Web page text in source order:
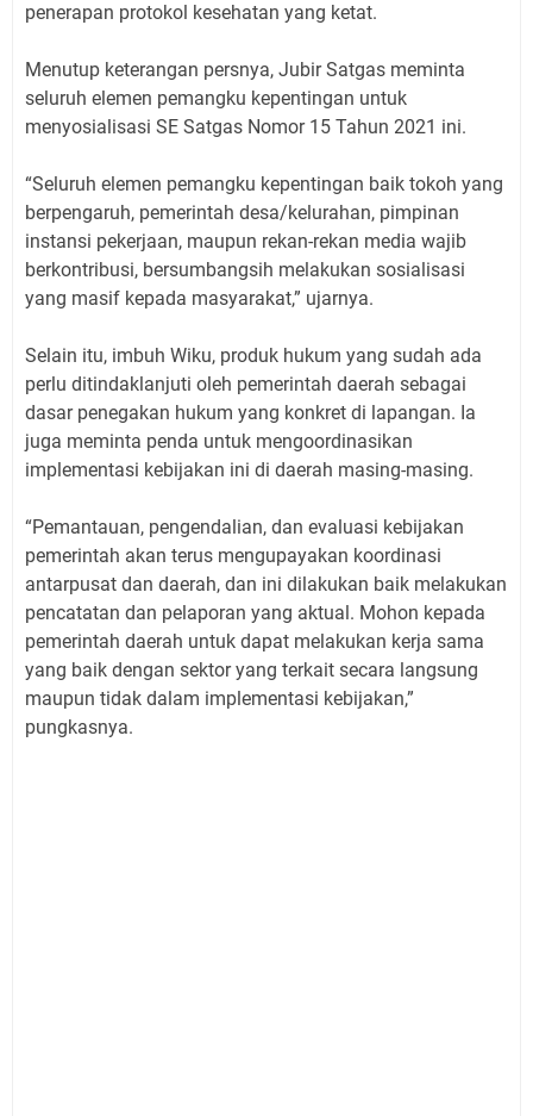
penerapan protokol kesehatan yang ketat.
Menutup keterangan persnya, Jubir Satgas meminta
seluruh elemen pemangku kepentingan untuk
menyosialisasi SE Satgas Nomor 15 Tahun 2021 ini.
“Seluruh elemen pemangku kepentingan baik tokoh yang
berpengaruh, pemerintah desa/kelurahan, pimpinan
instansi pekerjaan, maupun rekan-rekan media wajib
berkontribusi, bersumbangsih melakukan sosialisasi
yang masif kepada masyarakat,” ujarnya.
Selain itu, imbuh Wiku, produk hukum yang sudah ada
perlu ditindaklanjuti oleh pemerintah daerah sebagai
dasar penegakan hukum yang konkret di lapangan. Ia
juga meminta penda untuk mengoordinasikan
implementasi kebijakan ini di daerah masing-masing.
“Pemantauan, pengendalian, dan evaluasi kebijakan
pemerintah akan terus mengupayakan koordinasi
antarpusat dan daerah, dan ini dilakukan baik melakukan
pencatatan dan pelaporan yang aktual. Mohon kepada
pemerintah daerah untuk dapat melakukan kerja sama
yang baik dengan sektor yang terkait secara langsung
maupun tidak dalam implementasi kebijakan,”
pungkasnya.